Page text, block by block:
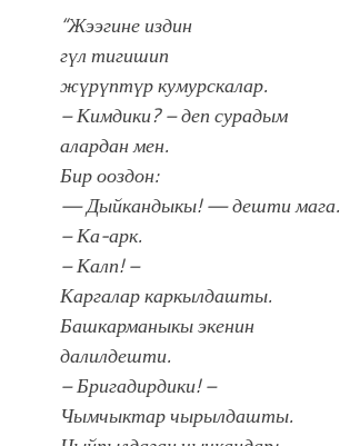
“Жээгине издин
гүл тигишип
жүрүптүр кумурскалар.
– Кимдики? – деп сурадым
алардан мен.
Бир ооздон:
— Дыйкандыкы! — дешти мага.
– Ка-арк.
– Калп! –
Каргалар каркылдашты.
Башкарманыкы экенин
далилдешти.
– Бригадирдики! –
Чымчыктар чырылдашты.